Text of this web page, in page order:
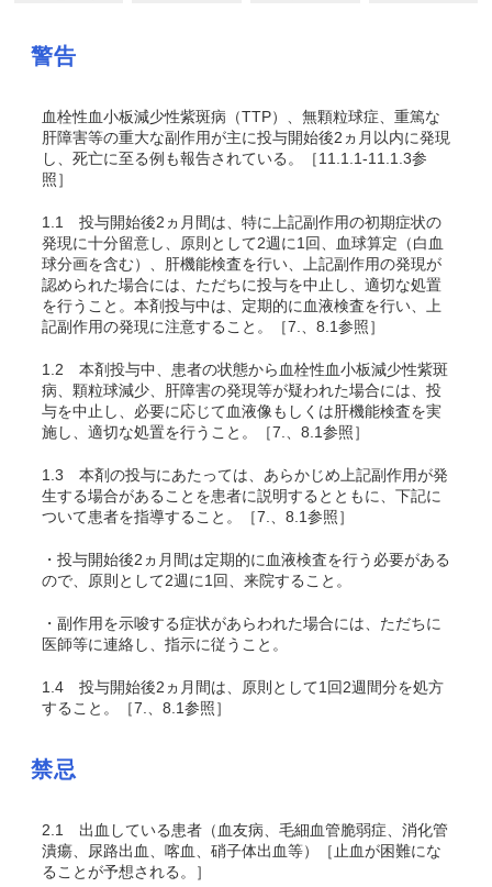
警告
血栓性血小板減少性紫斑病（TTP）、無顆粒球症、重篤な
肝障害等の重大な副作用が主に投与開始後2ヵ月以内に発現
し、死亡に至る例も報告されている。［11.1.1-11.1.3参
照］
1.1
投与開始後2ヵ月間は、特に上記副作用の初期症状の
発現に十分留意し、原則として2週に1回、血球算定（白血
球分画を含む）、肝機能検査を行い、上記副作用の発現が
認められた場合には、ただちに投与を中止し、適切な処置
を行うこと。本剤投与中は、定期的に血液検査を行い、上
記副作用の発現に注意すること。［7.、8.1参照］
1.2 本剤投与中、患者の状態から血栓性血小板減少性紫斑
病、顆粒球減少、肝障害の発現等が疑われた場合には、投
与を中止し、必要に応じて血液像もしくは肝機能検査を実
施し、適切な処置を行うこと。［7.、8.1参照］
1.3 本剤の投与にあたっては、あらかじめ上記副作用が発
生する場合があることを患者に説明するとともに、下記に
ついて患者を指導すること。［7.、8.1参照］
・投与開始後2ヵ月間は定期的に血液検査を行う必要がある
ので、原則として2週に1回、来院すること。
・副作用を示唆する症状があらわれた場合には、ただちに
医師等に連絡し、指示に従うこと。
1.4 投与開始後2ヵ月間は、原則として1回2週間分を処方
すること。［7.、8.1参照］
禁忌
2.1
出血している患者（血友病、毛細血管脆弱症、消化管
潰瘍、尿路出血、喀血、硝子体出血等）［止血が困難にな
ることが予想される。］